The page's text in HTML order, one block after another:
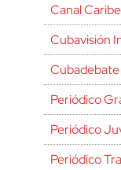
Canal Caribe
Cubavisión
Cubadebate
Periódico
Periódico
Periódico